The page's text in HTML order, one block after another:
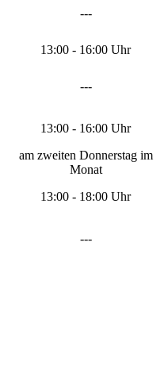
---
13:00 - 16:00 Uhr
---
13:00 - 16:00 Uhr
am zweiten Donnerstag im
Monat
13:00 - 18:00 Uhr
---